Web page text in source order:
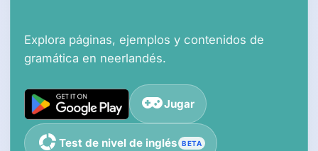
Explora páginas, ejemplos y contenidos de
gramática en neerlandés.
Jugar
Test de nivel de inglés BETA